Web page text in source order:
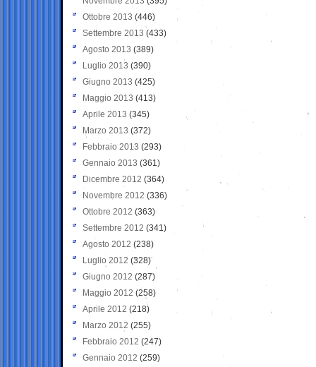
Ottobre 2013 (446)
Settembre 2013 (433)
Agosto 2013 (389)
Luglio 2013 (390)
Giugno 2013 (425)
Maggio 2013 (413)
Aprile 2013 (345)
Marzo 2013 (372)
Febbraio 2013 (293)
Gennaio 2013 (361)
Dicembre 2012 (364)
Novembre 2012 (336)
Ottobre 2012 (363)
Settembre 2012 (341)
Agosto 2012 (238)
Luglio 2012 (328)
Giugno 2012 (287)
Maggio 2012 (258)
Aprile 2012 (218)
Marzo 2012 (255)
Febbraio 2012 (247)
Gennaio 2012 (259)